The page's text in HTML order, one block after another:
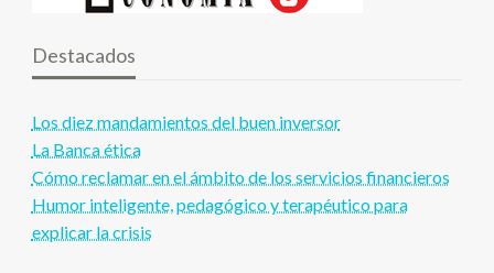
Destacados
Los diez mandamientos del buen inversor
La Banca ética
Cómo reclamar en el ámbito de los servicios financieros
Humor inteligente, pedagógico y terapéutico para
explicar la crisis